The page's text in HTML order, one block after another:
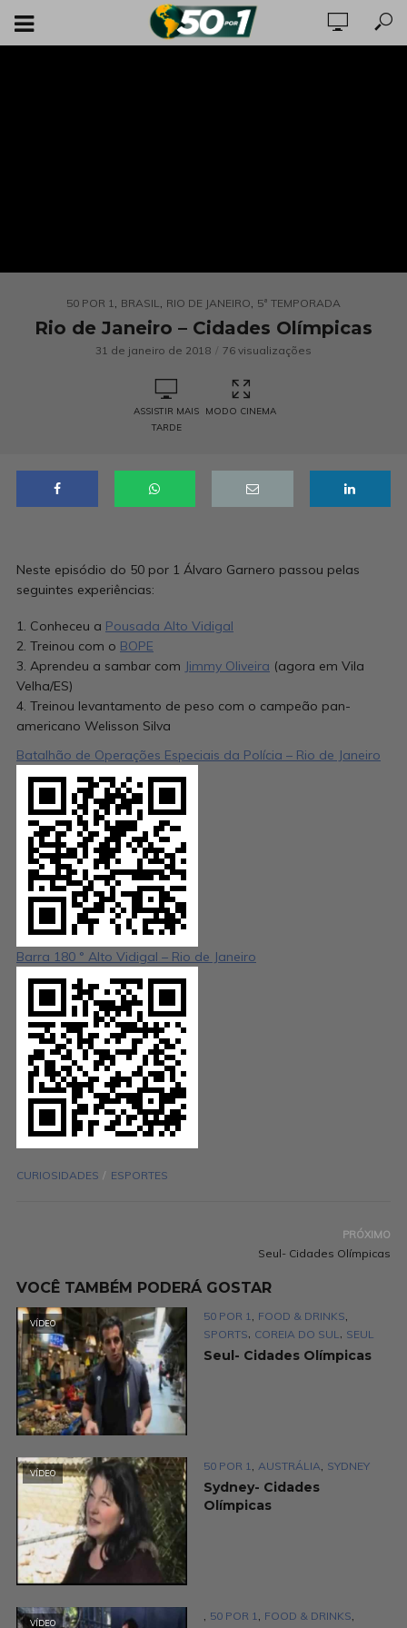
50 POR 1, BRASIL, RIO DE JANEIRO, 5ª TEMPORADA
Rio de Janeiro – Cidades Olímpicas
31 de janeiro de 2018 76 visualizações
ASSISTIR MAIS
TARDE
MODO CINEMA
Neste episódio do 50 por 1 Álvaro Garnero passou pelas
seguintes experiências:
Conheceu a Pousada Alto Vidigal
Treinou com o BOPE
Aprendeu a sambar com Jimmy Oliveira (agora em Vila
Velha/ES)
Treinou levantamento de peso com o campeão pan-
americano Welisson Silva
Batalhão de Operações Especiais da Polícia – Rio de Janeiro
Barra 180 ° Alto Vidigal – Rio de Janeiro
CURIOSIDADES ESPORTES
PRÓXIMO
Seul- Cidades Olímpicas
VOCÊ TAMBÉM PODERÁ GOSTAR
VÍDEO
50 POR 1, FOOD & DRINKS,
SPORTS, COREIA DO SUL , SEUL
Seul- Cidades Olímpicas
VÍDEO
50 POR 1, AUSTRÁLIA, SYDNEY
Sydney- Cidades
Olímpicas
VÍDEO , 50 POR 1, FOOD & DRINKS,